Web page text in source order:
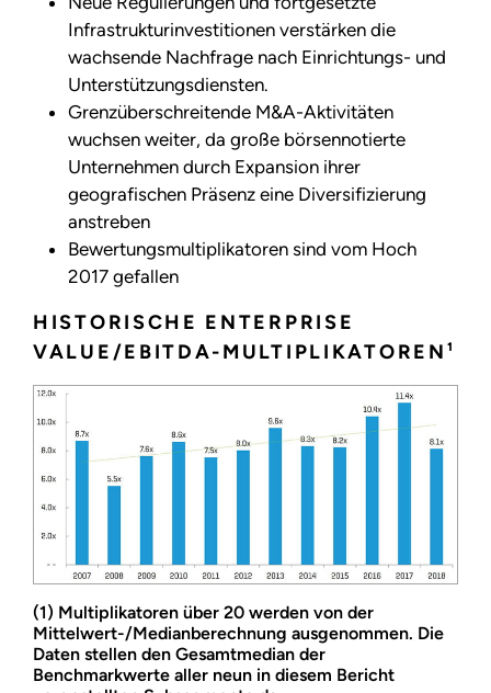
Infrastrukturinvestitionen verstärken die
wachsende Nachfrage nach Einrichtungs- und
Unterstützungsdiensten.
Grenzüberschreitende M&A-Aktivitäten
wuchsen weiter, da große börsennotierte
Unternehmen durch Expansion ihrer
geografischen Präsenz eine Diversifizierung
anstreben
Bewertungsmultiplikatoren sind vom Hoch
2017 gefallen
HISTORISCHE ENTERPRISE
VALUE/EBITDA-MULTIPLIKATOREN¹
(1) Multiplikatoren über 20 werden von der
Mittelwert-/Medianberechnung ausgenommen. Die
Daten stellen den Gesamtmedian der
Benchmarkwerte aller neun in diesem Bericht